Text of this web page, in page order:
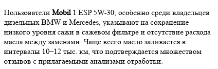
Пользователи Mobil1 ESP 5W-30, особенно среди владельцев
дизельных BMW и Mercedes, указывают на сохранение
низкого уровня сажи в сажевом фильтре и отсутствие расхода
масла между заменами. Чаще всего масло заливается в
интервалы 10–12 тыс. км, что подтверждается множеством
отзывов с прилагаемыми анализами отработки.